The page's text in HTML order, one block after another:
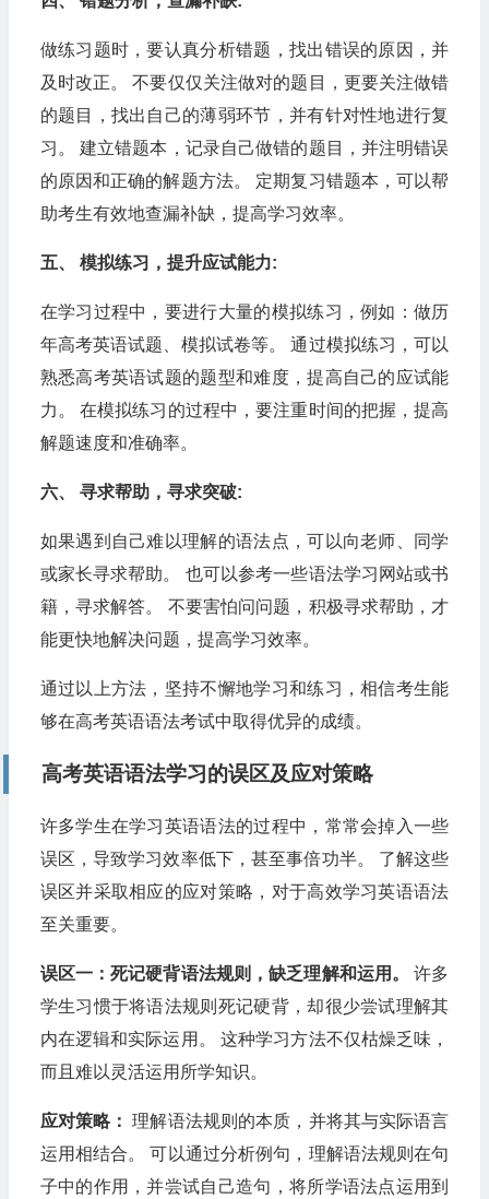
做练习题时，要认真分析错题，找出错误的原因，并
及时改正。 不要仅仅关注做对的题目，更要关注做错
的题目，找出自己的薄弱环节，并有针对性地进行复
习。 建立错题本，记录自己做错的题目，并注明错误
的原因和正确的解题方法。 定期复习错题本，可以帮
助考生有效地查漏补缺，提高学习效率。
五、 模拟练习，提升应试能力:
在学习过程中，要进行大量的模拟练习，例如：做历
年高考英语试题、模拟试卷等。 通过模拟练习，可以
熟悉高考英语试题的题型和难度，提高自己的应试能
力。 在模拟练习的过程中，要注重时间的把握，提高
解题速度和准确率。
六、 寻求帮助，寻求突破:
如果遇到自己难以理解的语法点，可以向老师、同学
或家长寻求帮助。 也可以参考一些语法学习网站或书
籍，寻求解答。 不要害怕问问题，积极寻求帮助，才
能更快地解决问题，提高学习效率。
通过以上方法，坚持不懈地学习和练习，相信考生能
够在高考英语语法考试中取得优异的成绩。
高考英语语法学习的误区及应对策略
许多学生在学习英语语法的过程中，常常会掉入一些
误区，导致学习效率低下，甚至事倍功半。 了解这些
误区并采取相应的应对策略，对于高效学习英语语法
至关重要。
误区一：死记硬背语法规则，缺乏理解和运用。
许多
学生习惯于将语法规则死记硬背，却很少尝试理解其
内在逻辑和实际运用。 这种学习方法不仅枯燥乏味，
而且难以灵活运用所学知识。
应对策略： 理解语法规则的本质，并将其与实际语言
运用相结合。 可以通过分析例句，理解语法规则在句
子中的作用，并尝试自己造句，将所学语法点运用到